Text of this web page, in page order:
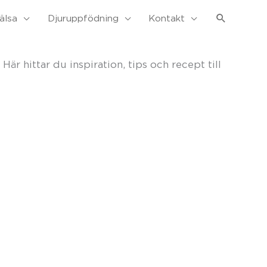
Djuruppfödning Kontakt Sök
hittar du inspiration, tips och recept till